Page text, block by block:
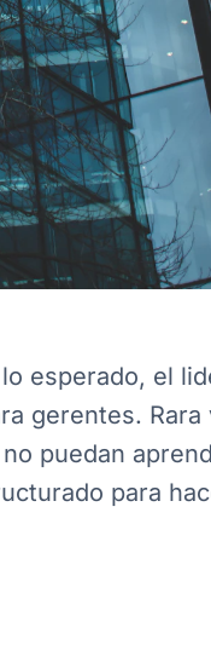
esperado, el
gerentes. Rara
puedan
para